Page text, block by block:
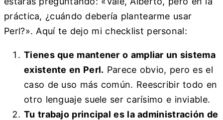
práctica, ¿cuándo debería plantearme usar
Perl?». Aquí te dejo mi checklist personal:
Tienes que mantener o ampliar un sistema
existente en Perl. Parece obvio, pero es el
caso de uso más común. Reescribir todo en
otro lenguaje suele ser carísimo e inviable.
Tu trabajo principal es la administración de